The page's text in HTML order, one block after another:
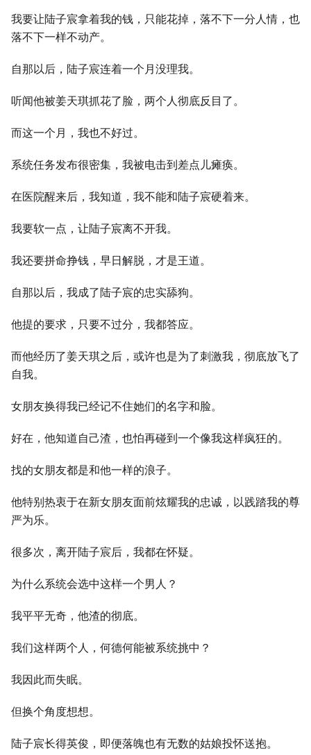
我要让陆子宸拿着我的钱，只能花掉，落不下一分人情，也
落不下一样不动产。
自那以后，陆子宸连着一个月没理我。
听闻他被姜天琪抓花了脸，两个人彻底反目了。
而这一个月，我也不好过。
系统任务发布很密集，我被电击到差点儿瘫痪。
在医院醒来后，我知道，我不能和陆子宸硬着来。
我要软一点，让陆子宸离不开我。
我还要拼命挣钱，早日解脱，才是王道。
自那以后，我成了陆子宸的忠实舔狗。
他提的要求，只要不过分，我都答应。
而他经历了姜天琪之后，或许也是为了刺激我，彻底放飞了
自我。
女朋友换得我已经记不住她们的名字和脸。
好在，他知道自己渣，也怕再碰到一个像我这样疯狂的。
找的女朋友都是和他一样的浪子。
他特别热衷于在新女朋友面前炫耀我的忠诚，以践踏我的尊
严为乐。
很多次，离开陆子宸后，我都在怀疑。
为什么系统会选中这样一个男人？
我平平无奇，他渣的彻底。
我们这样两个人，何德何能被系统挑中？
我因此而失眠。
但换个角度想想。
陆子宸长得英俊，即便落魄也有无数的姑娘投怀送抱。